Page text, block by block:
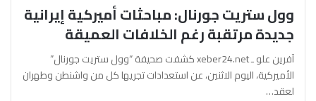
وول ستريت جورنال: مباحثات أميركية إيرانية
جديدة مرتقبة رغم الخلافات العميقة
آفرين علو ـ xeber24.net كشفت صحيفة “وول ستريت جورنال”
الأميركية، اليوم الاثنين، عن استعدادات تجريها كل من واشنطن وطهران
لعقد…